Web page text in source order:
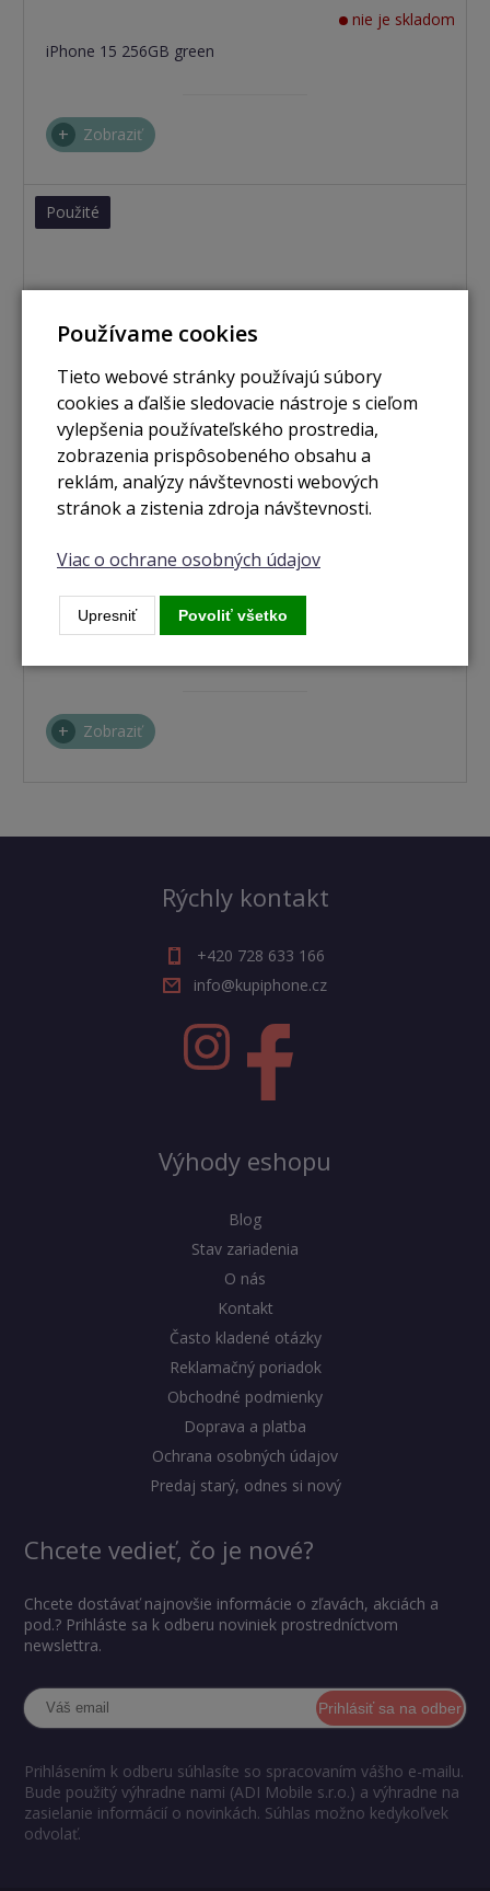
nie je skladom
iPhone 15 256GB green
Zobraziť
Použité
Zobraziť
Rýchly kontakt
+420 728 633 166
info@kupiphone.cz
Výhody eshopu
Blog
Stav zariadenia
O nás
Kontakt
Často kladené otázky
Reklamačný poriadok
Obchodné podmienky
Doprava a platba
Ochrana osobných údajov
Predaj starý, odnes si nový
Chcete vedieť, čo je nové?
Chcete dostávať najnovšie informácie o zľavách, akciách a
pod.? Prihláste sa k odberu noviniek prostredníctvom
newslettra.
Prihlásiť sa na odber
Prihlásením k odberu súhlasíte so spracovaním vášho e-mailu.
Bude použitý výhradne nami (ADI Mobile s.r.o.) a výhradne na
zasielanie informácií o novinkách. Súhlas možno kedykoľvek
odvolať.
Používame cookies
Tieto webové stránky používajú súbory
cookies a ďalšie sledovacie nástroje s cieľom
vylepšenia používateľského prostredia,
zobrazenia prispôsobeného obsahu a
reklám, analýzy návštevnosti webových
stránok a zistenia zdroja návštevnosti.
Viac o ochrane osobných údajov
Upresniť Povoliť všetko